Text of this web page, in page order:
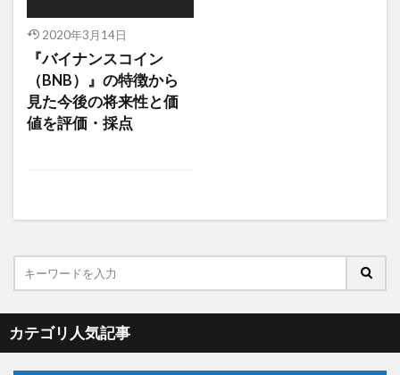
2020年3月14日
『バイナンスコイン
（BNB）』の特徴から
見た今後の将来性と価
値を評価・採点
カテゴリ人気記事